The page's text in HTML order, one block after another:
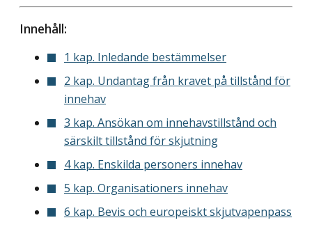
Innehåll:
1 kap. Inledande bestämmelser
2 kap. Undantag från kravet på tillstånd för
innehav
3 kap. Ansökan om innehavstillstånd och
särskilt tillstånd för skjutning
4 kap. Enskilda personers innehav
5 kap. Organisationers innehav
6 kap. Bevis och europeiskt skjutvapenpass